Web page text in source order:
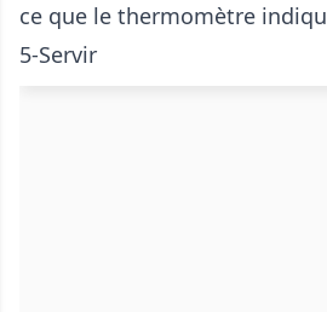
ce que le thermomètre
5-Servir